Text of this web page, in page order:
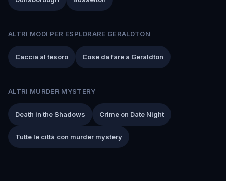
ALTRI MODI PER ESPLORARE GERALDTON
Caccia al tesoro Cose da fare a Geraldton
ALTRI MURDER MYSTERY
Death in the Shadows Crime on Date Night
Tutte le città con murder mystery